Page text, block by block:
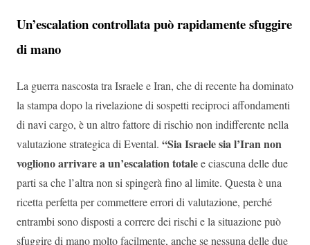
Un’escalation controllata può rapidamente sfuggire
di mano
La guerra nascosta tra Israele e Iran, che di recente ha dominato
la stampa dopo la rivelazione di sospetti reciproci affondamenti
di navi cargo, è un altro fattore di rischio non indifferente nella
valutazione strategica di Evental. “Sia Israele sia l’Iran non
vogliono arrivare a un’escalation totalee ciascuna delle due
parti sa che l’altra non si spingerà fino al limite. Questa è una
ricetta perfetta per commettere errori di valutazione, perché
entrambi sono disposti a correre dei rischi e la situazione può
sfuggire di mano molto facilmente, anche se nessuna delle due